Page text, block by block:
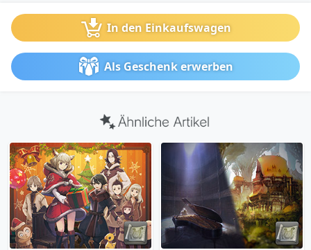
In den Einkaufswagen
Als Geschenk erwerben